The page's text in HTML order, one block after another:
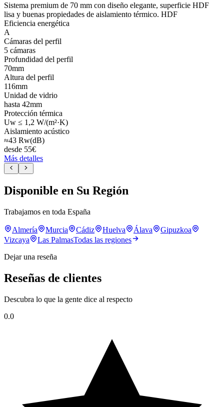
Sistema premium de 70 mm con diseño elegante, superficie HDF
lisa y buenas propiedades de aislamiento térmico. HDF
Eficiencia energética
A
Cámaras del perfil
5 cámaras
Profundidad del perfil
70mm
Altura del perfil
116mm
Unidad de vidrio
hasta 42mm
Protección térmica
Uw ≤ 1,2 W/(m²·K)
Aislamiento acústico
≈43 Rw(dB)
desde 55€
Más detalles
Disponible en Su Región
Trabajamos en toda España
Almería Murcia Cádiz Huelva Álava
Gipuzkoa
Vizcaya
Las PalmasTodas las regiones
Dejar una reseña
Reseñas de clientes
Descubra lo que la gente dice al respecto
0.0